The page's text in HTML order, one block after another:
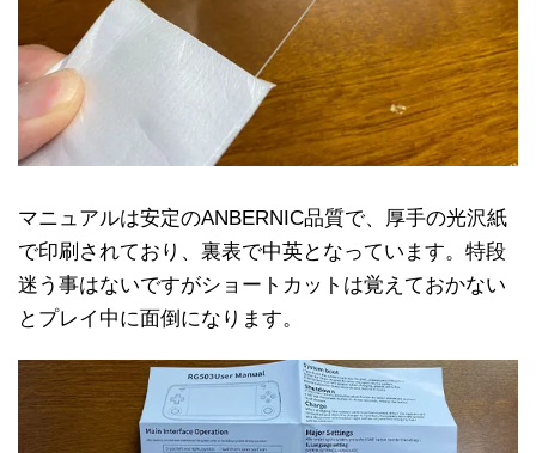
マニュアルは安定のANBERNIC品質で、厚手の光沢紙
で印刷されており、裏表で中英となっています。特段
迷う事はないですがショートカットは覚えておかない
とプレイ中に面倒になります。